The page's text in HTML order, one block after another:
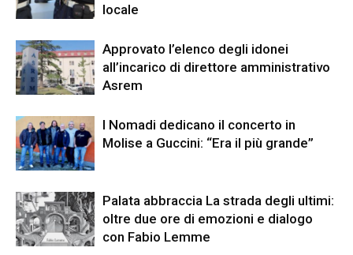
locale
Approvato l’elenco degli idonei
all’incarico di direttore amministrativo
Asrem
I Nomadi dedicano il concerto in
Molise a Guccini: “Era il più grande”
Palata abbraccia La strada degli ultimi:
oltre due ore di emozioni e dialogo
con Fabio Lemme